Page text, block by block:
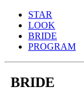
STAR
LOOK
BRIDE
PROGRAM
BRIDE